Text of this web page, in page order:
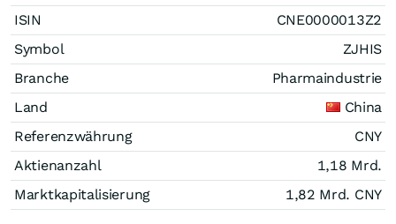
ISIN
CNE0000013Z2
Symbol
ZJHIS
Branche
Pharmaindustrie
Land
China
Referenzwährung
CNY
Aktienanzahl
1,18 Mrd.
Marktkapitalisierung
1,82 Mrd. CNY